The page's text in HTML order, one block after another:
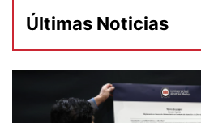
Últimas Noticias